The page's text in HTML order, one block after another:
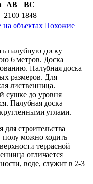
АВ
ВС
2100 1848
объектах Похожие
палубную доску
6 метров. Доска
Палубная доска
размеров. Для
лиственница.
сушке до уровня
Палубная доска
углами.
строительства
полу можно ходить
террасной
отличается
воде, служит в 2-3